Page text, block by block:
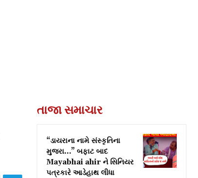
તાજા સમાચાર
“ડાયરાના નામે સંસ્કૃતિના
મુજરા…” બફાટ બાદ
Mayabhai ahir ને સિનિયર
પત્રકારે આડેહાથ લીધા